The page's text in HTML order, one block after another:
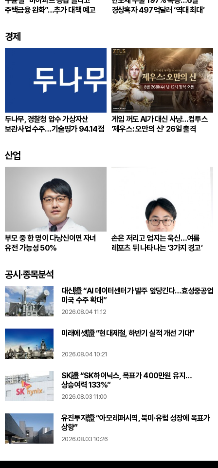
주택금융 완화”…추가 대책 예고
경상흑자 497억달러 ‘역대 최대’
경제
두나무, 경찰청 압수 가상자산
보관사업 수주…기술평가 94.14점
게임 꺼도 AI가 대신 사냥…컴투스
‘제우스: 오만의 신’ 26일 출격
산업
부모 중 한 명이 다낭신이면 자녀
유전 가능성 50%
손은 저리고 엄지는 욱신…여름
레포츠 뒤 나타나는 ‘3가지 경고’
공시·종목분석
대신證 “AI 데이터센터가 발주 앞당긴다…효성중공업
미국 수주 확대”
2026.08.04 11:12
미래에셋證 “현대제철, 하반기 실적 개선 기대”
2026.08.04 10:21
SK證 “SK하이닉스, 목표가 400만원 유지…
상승여력 133%”
2026.08.03 11:00
유진투자證 “아모레퍼시픽, 북미·유럽 성장에 목표가
상향”
2026.08.03 10:26